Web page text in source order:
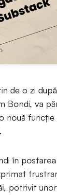
de o zi
Bondi, va
.
în
potrivit